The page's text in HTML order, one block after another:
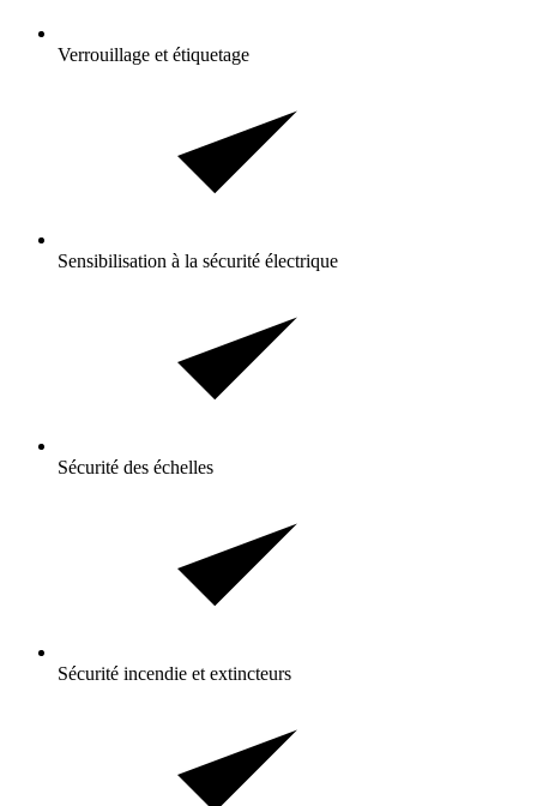
Verrouillage et étiquetage
Sensibilisation à la sécurité électrique
Sécurité des échelles
Sécurité incendie et extincteurs